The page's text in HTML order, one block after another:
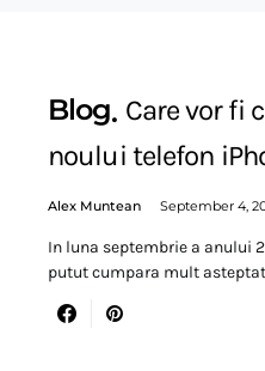
Blog Care vor fi
noului telefon
Alex Muntean September 4,
In luna septembrie a anului
putut cumpara mult